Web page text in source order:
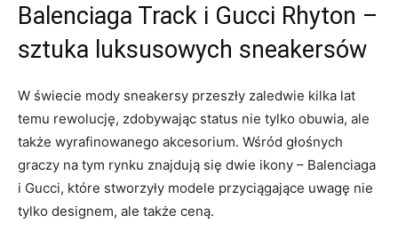
Balenciaga Track i Gucci Rhyton –
sztuka luksusowych sneakersów
W świecie mody sneakersy przeszły zaledwie kilka lat
temu rewolucję, zdobywając status nie tylko obuwia, ale
także wyrafinowanego akcesorium. Wśród głośnych
graczy na tym rynku znajdują się dwie ikony – Balenciaga
i Gucci, które stworzyły modele przyciągające uwagę nie
tylko designem, ale także ceną.